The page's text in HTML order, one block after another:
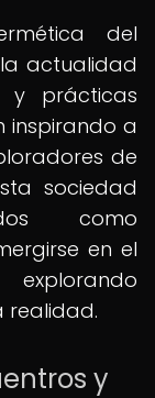
del
actualidad
y prácticas
inspirando a
de
sociedad
como
en el
realidad.
y